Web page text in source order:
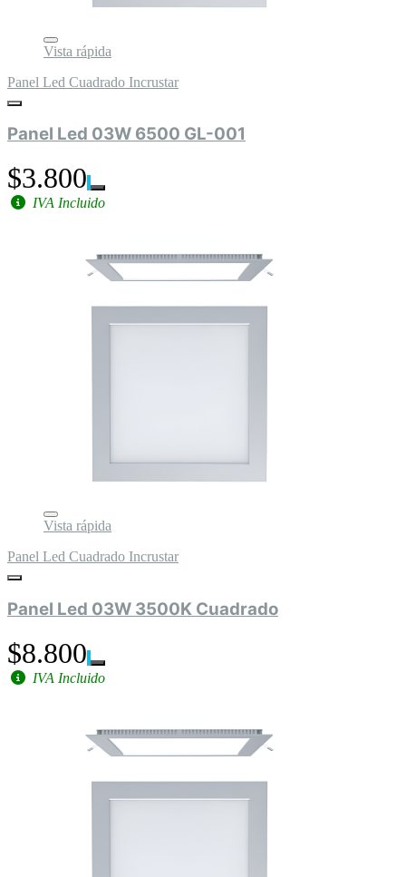
Vista rápida
Panel Led Cuadrado Incrustar
Panel Led 03W 6500 GL-001
$3.800
IVA Incluido
Vista rápida
Panel Led Cuadrado Incrustar
Panel Led 03W 3500K Cuadrado
$8.800
IVA Incluido